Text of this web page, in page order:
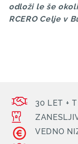
odloži le še
RCERO Celje v
30 LET +
VEDNO